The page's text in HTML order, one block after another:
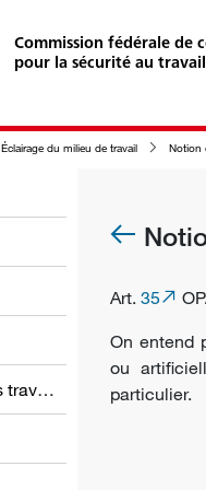
Commission fédérale de
pour la sécurité au travail
Éclairage du milieu de travail Notion
Obligations des employeurs et des travailleurs
Art. 35
On entend
ou
particulier.